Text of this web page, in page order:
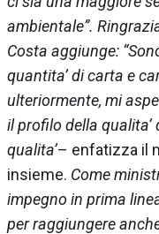
ambientale”.
Costa aggiunge:
quantita’ di carta e
ulteriormente, mi
il profilo della qualita’
qualita’– enfatizza il
insieme. Come
impegno in prima
per raggiungere